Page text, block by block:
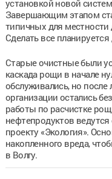
установкой новой
Завершающим этапом
типичных для местности
Сделать все
Старые очистные были
каскада рощи в начале
обслуживались, но
организации остались
работы по расчистке
нефтепродуктов
проекту «Экология».
накопленного вреда,
в Волгу.